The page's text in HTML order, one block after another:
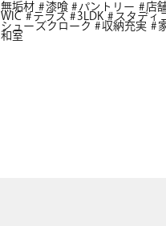
無垢材 漆喰 パントリー 店
WIC
テラス 3LDK
スタディ
シューズクローク
収納充実
和室